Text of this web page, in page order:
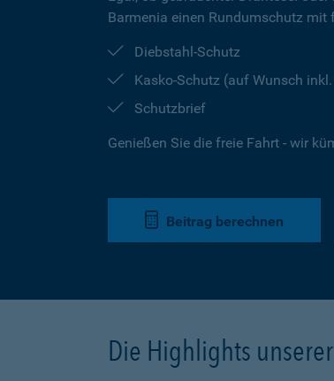
Barmenia einen Rundumschutz
Diebstahl-Schutz
Kasko-Schutz (auf Wunsch
Schutzbrief
Genießen Sie die freie Fahrt - wir
Beitrag berechnen
Die Highlights